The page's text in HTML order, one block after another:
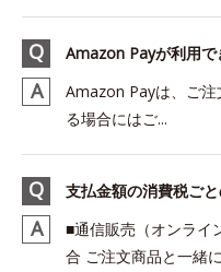
Amazon Payが利用で
Amazon Payは、ご
る場合にはご...
支払金額の消費税ご
■通信販売（オンライ
合 ご注文商品と一緒